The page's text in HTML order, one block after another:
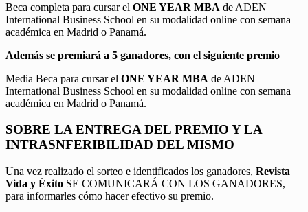
Beca completa para cursar el ONE YEAR MBA de ADEN
International Business School en su modalidad online con semana
académica en Madrid o Panamá.
Además se premiará a 5 ganadores, con el siguiente premio
Media Beca para cursar el ONE YEAR MBA de ADEN
International Business School en su modalidad online con semana
académica en Madrid o Panamá.
SOBRE LA ENTREGA DEL PREMIO Y LA
INTRASNFERIBILIDAD DEL MISMO
Una vez realizado el sorteo e identificados los ganadores, Revista
Vida y Éxito SE COMUNICARÁ CON LOS GANADORES,
para informarles cómo hacer efectivo su premio.